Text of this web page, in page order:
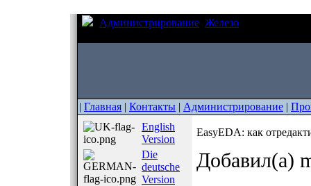
Администрирование Железо
| Главная | Контакты | Администрирование |
English
Version
Die
deutsche
Version
EasyEDA: как
Добавил(а)